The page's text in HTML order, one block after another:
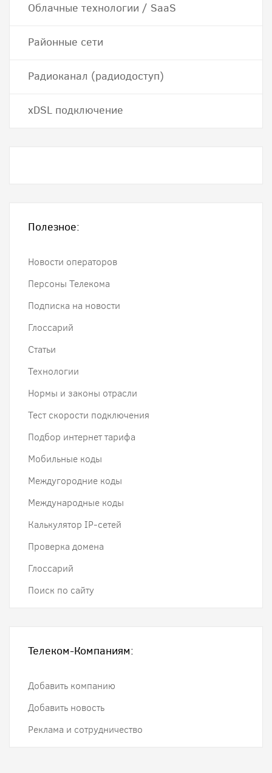
Облачные технологии / SaaS
Районные сети
Радиоканал (радиодоступ)
хDSL подключение
Полезное:
Новости операторов
Персоны Телекома
Подписка на новости
Глоссарий
Статьи
Технологии
Нормы и законы отрасли
Тест скорости подключения
Подбор интернет тарифа
Мобильные коды
Междугородние коды
Международные коды
Калькулятор IP-сетей
Проверка домена
Глоссарий
Поиск по сайту
Телеком-Компаниям:
Добавить компанию
Добавить новость
Реклама и сотрудничество